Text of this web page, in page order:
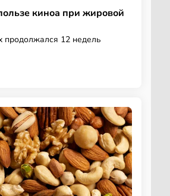
киноа при жировой
продолжался 12 недель